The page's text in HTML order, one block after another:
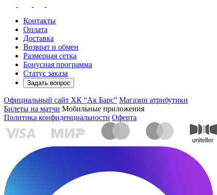
Контакты
Оплата
Доставка
Возврат и обмен
Размерная сетка
Бонусная программа
Статус заказа
Задать вопрос
Официальный сайт ХК “Ак Барс” Магазин атрибутики
Билеты на матчи Мобильные приложения
Политика конфиденциальности Оферта